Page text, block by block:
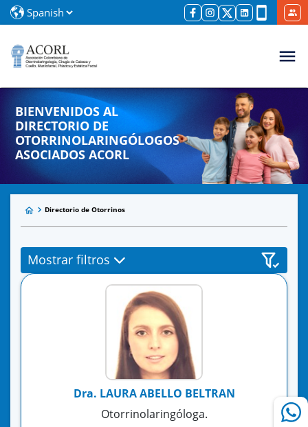
BIENVENIDOS AL
DIRECTORIO DE
OTORRINOLARINGÓLOGOS
ASOCIADOS ACORL
Directorio de Otorrinos
Mostrar filtros
Dra. LAURA ABELLO BELTRAN
Otorrinolaringóloga.